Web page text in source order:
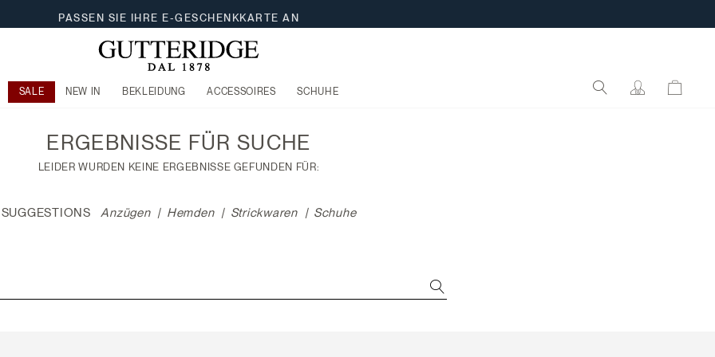
SALE NEW IN BEKLEIDUNG ACCESSOIRES SCHUHE
ERGEBNISSE FÜR SUCHE
LEIDER WURDEN KEINE ERGEBNISSE GEFUNDEN FÜR:
SUGGESTIONS Anzügen Hemden Strickwaren Schuhe